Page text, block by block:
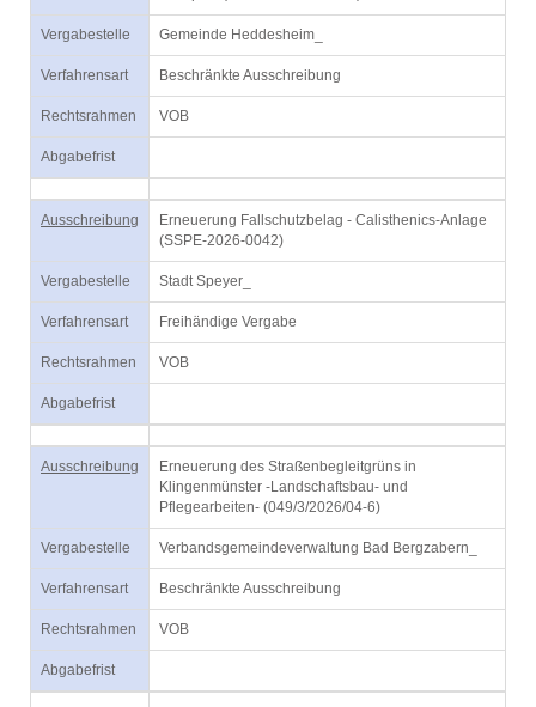
Vergabestelle Gemeinde Heddesheim_
Verfahrensart Beschränkte Ausschreibung
Rechtsrahmen VOB
Abgabefrist
Ausschreibung
Erneuerung Fallschutzbelag - Calisthenics-Anlage
(SSPE-2026-0042)
Vergabestelle Stadt Speyer_
Verfahrensart Freihändige Vergabe
Rechtsrahmen VOB
Abgabefrist
Ausschreibung
Erneuerung des Straßenbegleitgrüns in
Klingenmünster -Landschaftsbau- und
Pflegearbeiten- (049/3/2026/04-6)
Vergabestelle Verbandsgemeindeverwaltung Bad Bergzabern_
Verfahrensart Beschränkte Ausschreibung
Rechtsrahmen VOB
Abgabefrist